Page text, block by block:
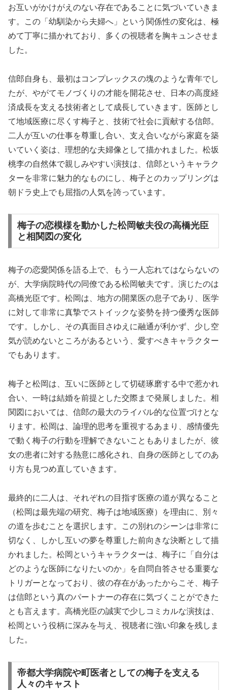
お互いがかけがえのない存在であることに気づいていきま
す。この「幼馴染から夫婦へ」という関係性の変化は、極
めて丁寧に描かれており、多くの視聴者を胸キュンさせま
した。
信郎自身も、最初はコンプレックスの塊のような青年でし
たが、やがてモノづくりの才能を開花させ、日本の高度経
済成長を支える技術者として成長していきます。医師とし
て地域医療に尽くす梅子と、技術で社会に貢献する信郎。
二人が互いの仕事を尊重し合い、支え合いながら家庭を築
いていく姿は、理想的な夫婦像として描かれました。松坂
桃李の自然体で親しみやすい演技は、信郎というキャラク
ターを非常に魅力的なものにし、梅子とのカップリングは
朝ドラ史上でも屈指の人気を誇っています。
梅子の恋模様を動かした松岡敏夫役の高橋光臣
と相関図の変化
梅子の恋愛関係を語る上で、もう一人忘れてはならないの
が、大学病院時代の同僚である松岡敏夫です。演じたのは
高橋光臣です。松岡は、地方の開業医の息子であり、医学
に対して非常に真摯でストイックな姿勢を持つ優秀な医師
です。しかし、その真面目さゆえに融通が利かず、少し空
気が読めないところがあるという、愛すべきキャラクター
でもあります。
梅子と松岡は、互いに医師として切磋琢磨する中で惹かれ
合い、一時は結婚を前提とした交際まで発展しました。相
関図においては、信郎の最大のライバル的な位置づけとな
ります。松岡は、論理的思考を重視するあまり、感情優先
で動く梅子の行動を理解できないこともありましたが、彼
女の患者に対する熱意に感化され、自身の医師としてのあ
り方も見つめ直していきます。
最終的に二人は、それぞれの目指す医療の道が異なること
（松岡は最先端の研究、梅子は地域医療）を理由に、別々
の道を歩むことを選択します。この別れのシーンは非常に
切なく、しかし互いの夢を尊重した前向きな決断として描
かれました。松岡というキャラクターは、梅子に「自分は
どのような医師になりたいのか」を自問自答させる重要な
トリガーとなっており、彼の存在があったからこそ、梅子
は信郎という真のパートナーの存在に気づくことができた
とも言えます。高橋光臣の誠実で少しコミカルな演技は、
松岡という役柄に深みを与え、視聴者に強い印象を残しま
した。
帝都大学病院や町医者としての梅子を支える
人々のキャスト